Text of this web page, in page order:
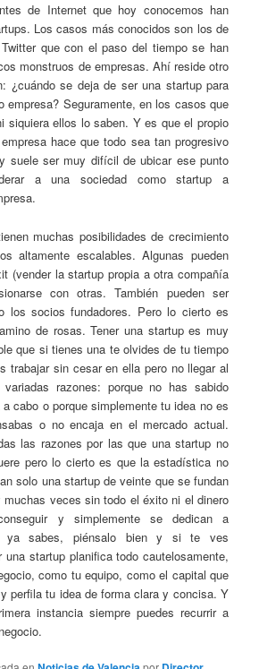
de Internet que hoy conocemos han
Los casos más conocidos son los de
que con el paso del tiempo se han
monstruos de empresas. Ahí reside otro
¿cuándo se deja de ser una startup para
empresa? Seguramente, en los casos que
siquiera ellos lo saben. Y es que el propio
hace que todo sea tan progresivo
suele ser muy difícil de ubicar ese punto
a una sociedad como startup a
muchas posibilidades de crecimiento
altamente escalables. Algunas pueden
(vender la startup propia a otra compañía
con otras. También pueden ser
los socios fundadores. Pero lo cierto es
de rosas. Tener una startup es muy
que si tienes una te olvides de tu tiempo
trabajar sin cesar en ella pero no llegar al
razones: porque no has sabido
cabo o porque simplemente tu idea no es
o no encaja en el mercado actual.
las razones por las que una startup no
pero lo cierto es que la estadística no
solo una startup de veinte que se fundan
muchas veces sin todo el éxito ni el dinero
y simplemente se dedican a
ya sabes, piénsalo bien y si te ves
una startup planifica todo cautelosamente,
como tu equipo, como el capital que
perfila tu idea de forma clara y concisa. Y
instancia siempre puedes recurrir a